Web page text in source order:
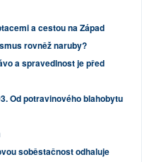
a cestou na Západ
rovněž naruby?
a spravedlnost je před
Od potravinového blahobytu
soběstačnost odhaluje